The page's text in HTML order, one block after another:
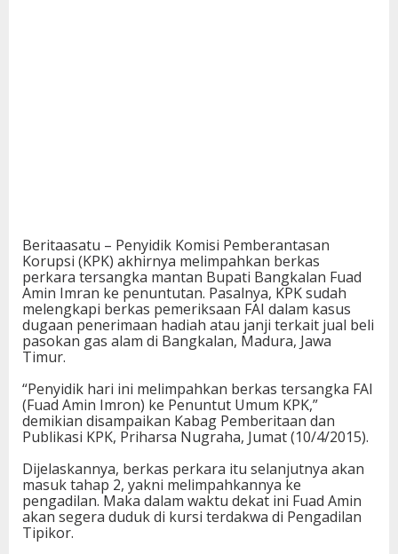
Beritaasatu – Penyidik Komisi Pemberantasan
Korupsi (KPK) akhirnya melimpahkan berkas
perkara tersangka mantan Bupati Bangkalan Fuad
Amin Imran ke penuntutan. Pasalnya, KPK sudah
melengkapi berkas pemeriksaan FAI dalam kasus
dugaan penerimaan hadiah atau janji terkait jual beli
pasokan gas alam di Bangkalan, Madura, Jawa
Timur.
“Penyidik hari ini melimpahkan berkas tersangka FAI
(Fuad Amin Imron) ke Penuntut Umum KPK,”
demikian disampaikan Kabag Pemberitaan dan
Publikasi KPK, Priharsa Nugraha, Jumat (10/4/2015).
Dijelaskannya, berkas perkara itu selanjutnya akan
masuk tahap 2, yakni melimpahkannya ke
pengadilan. Maka dalam waktu dekat ini Fuad Amin
akan segera duduk di kursi terdakwa di Pengadilan
Tipikor.‎